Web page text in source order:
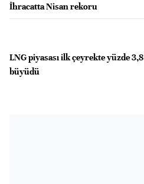
İhracatta Nisan rekoru
LNG piyasası ilk çeyrekte yüzde 3,8
büyüdü